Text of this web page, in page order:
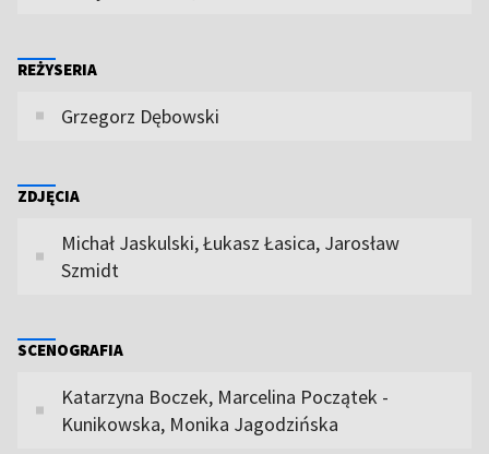
REŻYSERIA
Grzegorz Dębowski
ZDJĘCIA
Michał Jaskulski, Łukasz Łasica, Jarosław
Szmidt
SCENOGRAFIA
Katarzyna Boczek, Marcelina Początek -
Kunikowska, Monika Jagodzińska